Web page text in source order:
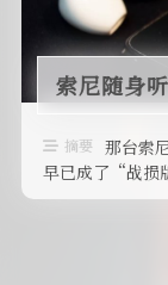
索尼随身
摘要
那台索
早已成了“战损
损，甚至电池盖